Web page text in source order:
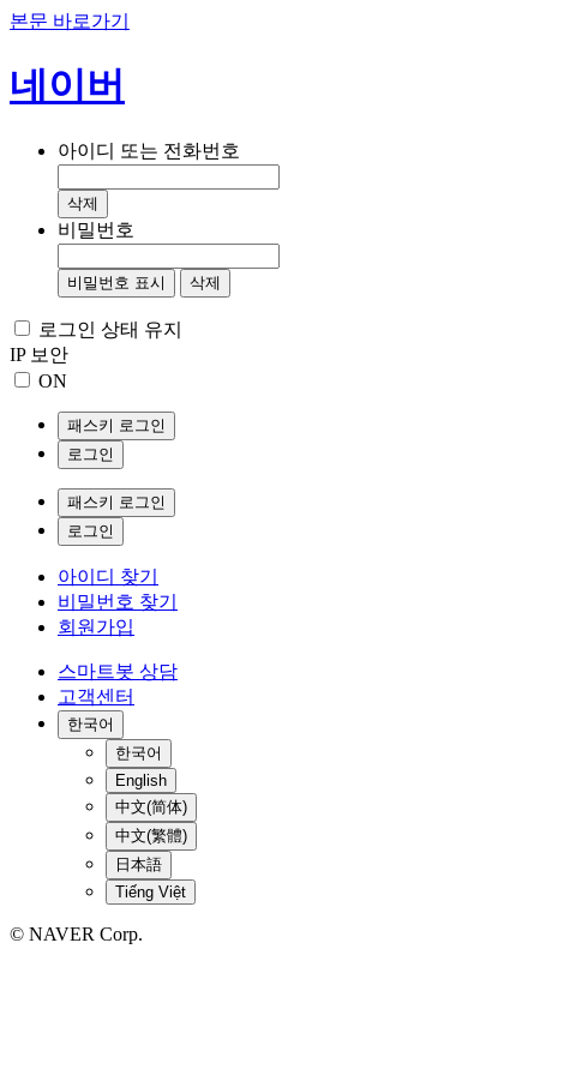
본문 바로가기
네이버
아이디 또는 전화번호
삭제
비밀번호
비밀번호 표시 삭제
로그인 상태 유지
IP 보안
ON
패스키 로그인
로그인
패스키 로그인
로그인
아이디 찾기
비밀번호 찾기
회원가입
스마트봇 상담
고객센터
한국어
한국어
English
中文(简体)
中文(繁體)
日本語
Tiếng Việt
© NAVER Corp.